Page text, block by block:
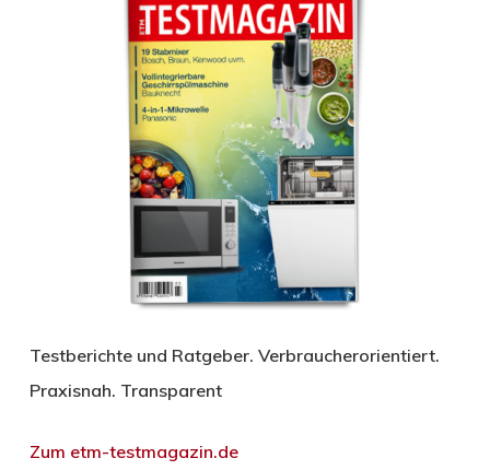
Testberichte und Ratgeber. Verbraucherorientiert.
Praxisnah. Transparent
Zum etm-testmagazin.de